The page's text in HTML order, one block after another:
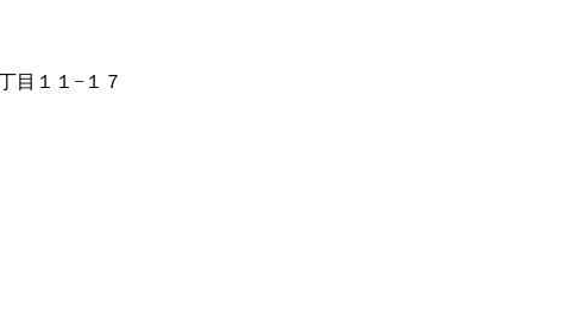
目１１−１７